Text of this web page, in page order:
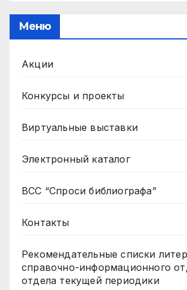
Меню
Акции
Конкурсы и проекты
Виртуальные выставки
Электронный каталог
ВСС “Спроси библиографа”
Контакты
Рекомендательные списки
справочно-информационного
отдела текущей периодики